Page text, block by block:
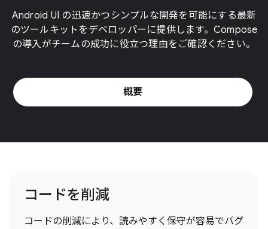
Android UI の迅速かつシンプルな開発を可能にする最新
のツールキットをデベロッパーに提供します。Compose
の導入がチームの成功に役立つ理由をご確認ください。
概要
コードを削減
コードの削減により、読みやすく保守が容易でバグ